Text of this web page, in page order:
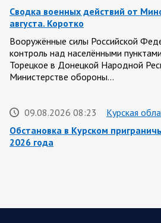
Сводка военных действий от
августа. Коротко
Вооружённые силы Российской
контроль над населёнными
Торецкое в Донецкой Народной
Министерстве обороны…
09.08.2026 08:23
Курская
Обстановка в Курском
2026 года